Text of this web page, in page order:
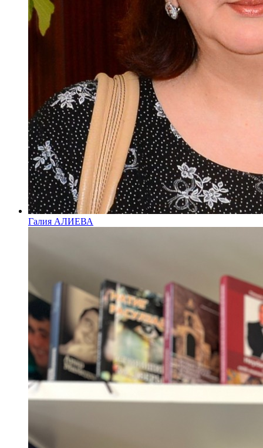
Галия АЛИЕВА